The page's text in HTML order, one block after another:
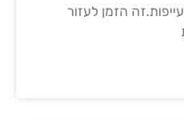
הזמן לעזור